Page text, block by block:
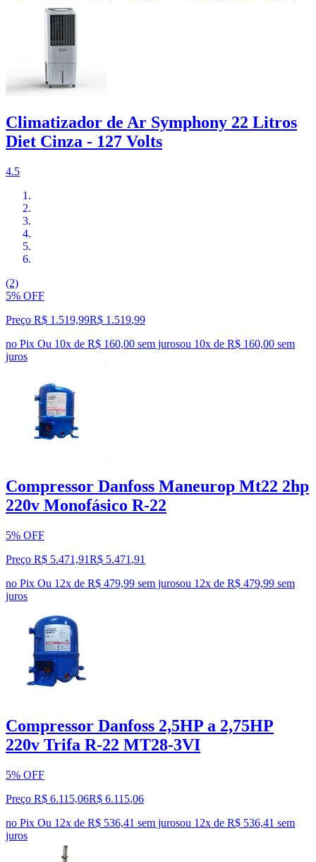
Climatizador de Ar Symphony 22 Litros
Diet Cinza - 127 Volts
4.5
(2)
5% OFF
Preço R$ 1.519,99R$ 1.519,99
no Pix Ou 10x de R$ 160,00 sem jurosou 10x de R$ 160,00 sem
juros
Compressor Danfoss Maneurop Mt22 2hp
220v Monofásico R-22
5% OFF
Preço R$ 5.471,91R$ 5.471 ,91
no Pix Ou 12x de R$ 479,99 sem jurosou 12x de R$ 479,99 sem
juros
Compressor Danfoss 2,5HP a 2,75HP
220v Trifa R-22 MT28-3VI
5% OFF
Preço R$ 6.115,06R$ 6.115,06
no Pix Ou 12x de R$ 536,41 sem jurosou 12x de R$ 536,41 sem
juros